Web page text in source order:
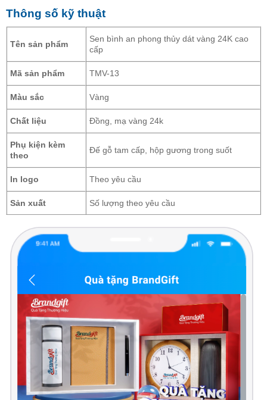
Thông số kỹ thuật
Tên sản phẩm
Sen bình an phong thủy dát vàng 24K cao
cấp
Mã sản phẩm TMV-13
Màu sắc Vàng
Chất liệu Đồng, mạ vàng 24k
Phụ kiện kèm
theo
Đế gỗ tam cấp, hộp gương trong suốt
In logo Theo yêu cầu
Sản xuất Số lượng theo yêu cầu